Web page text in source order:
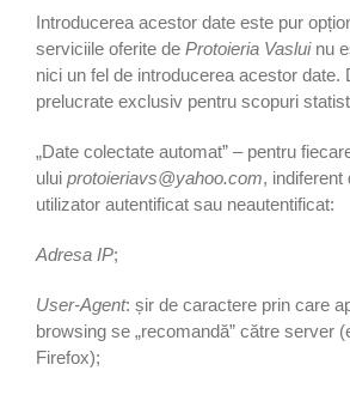
Introducerea acestor date este pur
serviciile oferite de Protoieria Vasluinu
nici un fel de introducerea acestor date.
prelucrate exclusiv pentru scopuri
„Date colectate automat” – pentru
ului protoieriavs@yahoo.com, indiferent
utilizator autentificat sau neautentificat:
Adresa IP;
User-Agent: șir de caractere prin care
browsing se „recomandă” către server
Firefox);